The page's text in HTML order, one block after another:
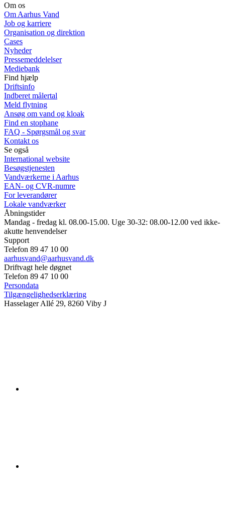
Om os
Om Aarhus Vand
Job og karriere
Organisation og direktion
Cases
Nyheder
Pressemeddelelser
Mediebank
Find hjælp
Driftsinfo
Indberet målertal
Meld flytning
Ansøg om vand og kloak
Find en stophane
FAQ - Spørgsmål og svar
Kontakt os
Se også
International website
Besøgstjenesten
Vandværkerne i Aarhus
EAN- og CVR-numre
For leverandører
Lokale vandværker
Åbningstider
Mandag - fredag kl. 08.00-15.00. Uge 30-32: 08.00-12.00 ved ikke-
akutte henvendelser
Support
Telefon 89 47 10 00
aarhusvand@aarhusvand.dk
Driftvagt hele døgnet
Telefon 89 47 10 00
Persondata
Tilgængelighedserklæring
Hasselager Allé 29, 8260 Viby J